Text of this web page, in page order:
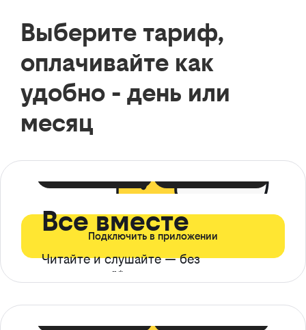
Выберите тариф,
оплачивайте как
удобно - день или
месяц
Все вместе
Читайте и слушайте — без
ограничений*
Подключить в приложении